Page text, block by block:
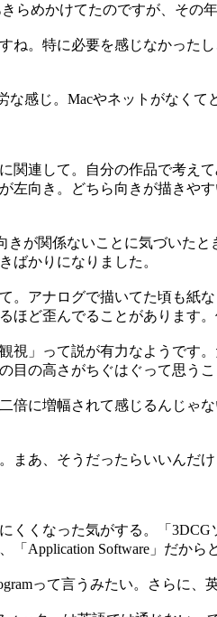
らめかけてたのですが、その
ね。特に必要を感じなかっ
感じ。Macやネットがなくて
連して。自分の作品で考え
左向き。どちら向きが描き
が関係ないことに気づいた
ばかりになりました。
。アナログで描いてた頃も
ど歪んでることがあります
視」って説が有力なようで
目の高さがちぐはぐって思う
倍に増幅されて感じるんじ
あ、そうだったらいいんだけ
くくなった気がする。「
Application Software」だから
って言うみたい。さらに